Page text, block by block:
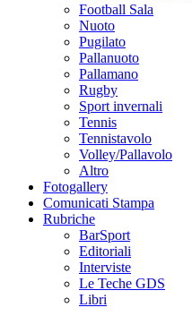
Football Sala
Nuoto
Pugilato
Pallanuoto
Pallamano
Rugby
Sport invernali
Tennis
Tennistavolo
Volley/Pallavolo
Altro
Fotogallery
Comunicati Stampa
Rubriche
BarSport
Editoriali
Interviste
Le Teche GDS
Libri